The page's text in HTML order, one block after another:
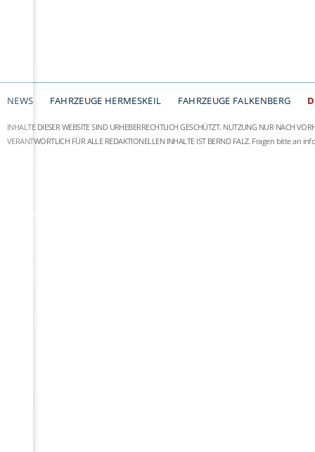
NEWS FAHRZEUGE HERMESKEIL FAHRZEUGE FALKENBERG
INHALTE DIESER WEBSITE SIND URHEBERRECHTLICH GESCHÜTZT. NUTZUNG NUR NACH
VERANTWORTLICH FÜR ALLE REDAKTIONELLEN INHALTE IST BERND FALZ. Fragen bitte an